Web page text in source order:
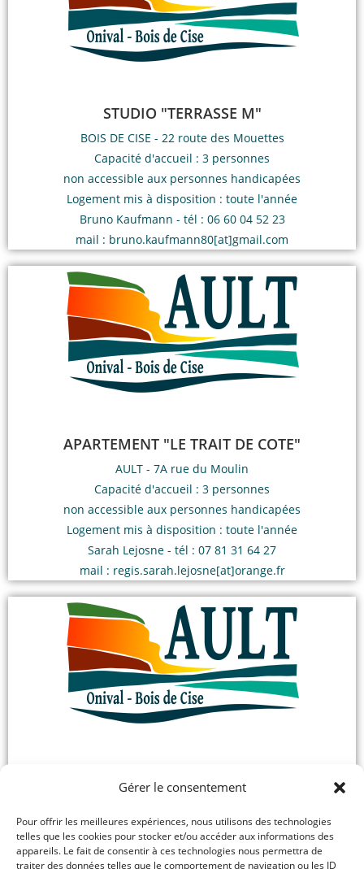
Gérer le consentement
Pour offrir les meilleures expériences, nous utilisons des technologies
telles que les cookies pour stocker et/ou accéder aux informations des
appareils. Le fait de consentir à ces technologies nous permettra de
traiter des données telles que le comportement de navigation ou les ID
STUDIO "TERRASSE M"
BOIS DE CISE - 22 route des Mouettes
Capacité d'accueil : 3 personnes
non accessible aux personnes handicapées
Logement mis à disposition : toute l'année
Bruno Kaufmann - tél : 06 60 04 52 23
mail : bruno.kaufmann80[at]gmail.com
APARTEMENT "LE TRAIT DE COTE"
AULT - 7A rue du Moulin
Capacité d'accueil : 3 personnes
non accessible aux personnes handicapées
Logement mis à disposition : toute l'année
Sarah Lejosne - tél : 07 81 31 64 27
mail : regis.sarah.lejosne[at]orange.fr
Capacité d'accueil : 3 personnes
non accessible aux personnes handicapées
Logement mis à disposition : toute l'année